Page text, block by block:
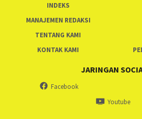
INDEKS
MANAJEMEN REDAKSI
TENTANG KAMI
KONTAK KAMI
JARINGAN
Facebook
Youtube